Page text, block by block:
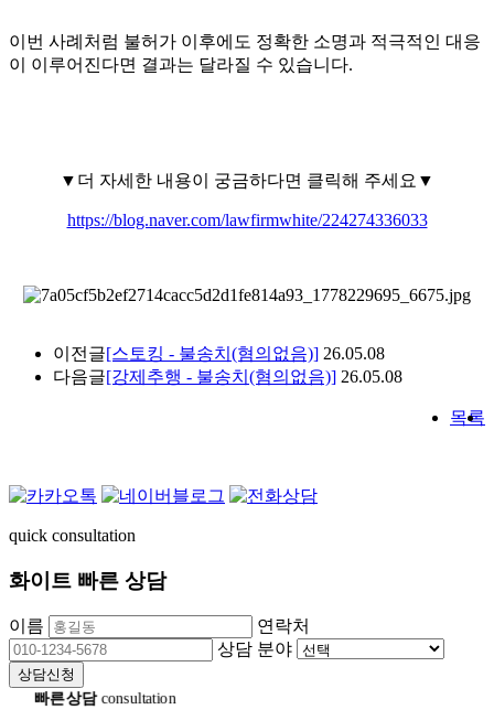
이번 사례처럼 불허가 이후에도 정확한 소명과 적극적인 대응
이 이루어진다면 결과는 달라질 수 있습니다.
▼더 자세한 내용이 궁금하다면 클릭해 주세요▼
https://blog.naver.com/lawfirmwhite/224274336033
이전글[스토킹 - 불송치(혐의없음)] 26.05.08
다음글[강제추행 - 불송치(혐의없음)] 26.05.08
목록
quick consultation
화이트 빠른 상담
이름
연락처
상담 분야
상담신청
빠른상담consultation